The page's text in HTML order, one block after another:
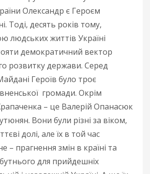
Олександр є Героєм
Тоді, десять років тому,
людських життів Україні
демократичний вектор
розвитку держави. Серед
Героїв було троє
громади. Окрім
– це Валерій Опанасюк
Вони були різні за віком,
долі, але їх в той час
– прагнення змін в країні та
для прийдешніх